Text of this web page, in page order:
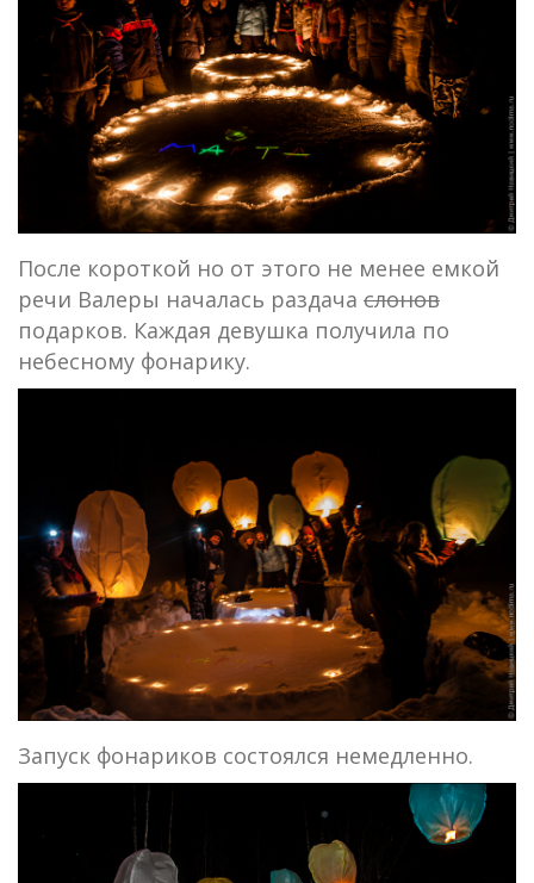
После короткой но от этого не менее емкой
речи Валеры началась раздача слонов
подарков. Каждая девушка получила по
небесному фонарику.
Запуск фонариков состоялся немедленно.